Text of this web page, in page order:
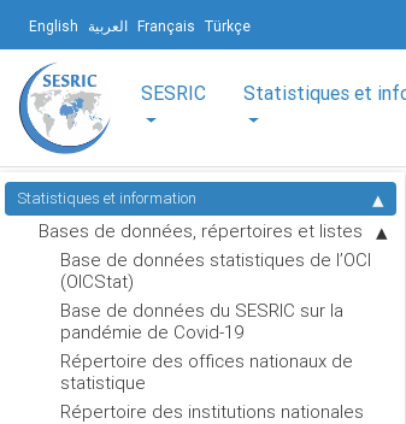
English العربية Français Türkçe
SESRIC Statistiques et
Statistiques et information
Bases de données, répertoires et listes
Base de données statistiques de l’OCI
(OICStat)
Base de données du SESRIC sur la
pandémie de Covid-19
Répertoire des offices nationaux de
statistique
Répertoire des institutions nationales